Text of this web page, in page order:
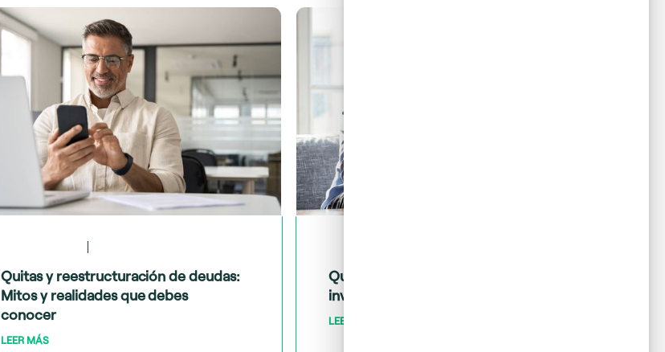
Quitas y reestructuración de deudas:
Mitos y realidades que debes
conocer
LEER MÁS
Quiero invertir: ¿cómo distingo una
inversión buena de una mala?
LEER MÁS